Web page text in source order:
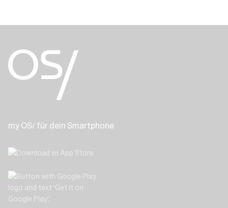
my OS/ für dein Smartphone